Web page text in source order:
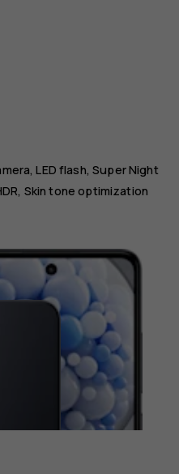
LED flash, Super Night
Skin tone optimization